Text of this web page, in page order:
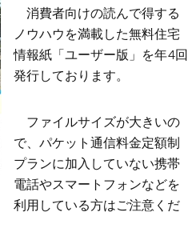
消費者向けの読んで得する
ノウハウを満載した無料住宅
情報紙「ユーザー版」を年4回
発行しております。
ファイルサイズが大きいの
で、パケット通信料金定額制
プランに加入していない携帯
電話やスマートフォンなどを
利用している方はご注意くだ